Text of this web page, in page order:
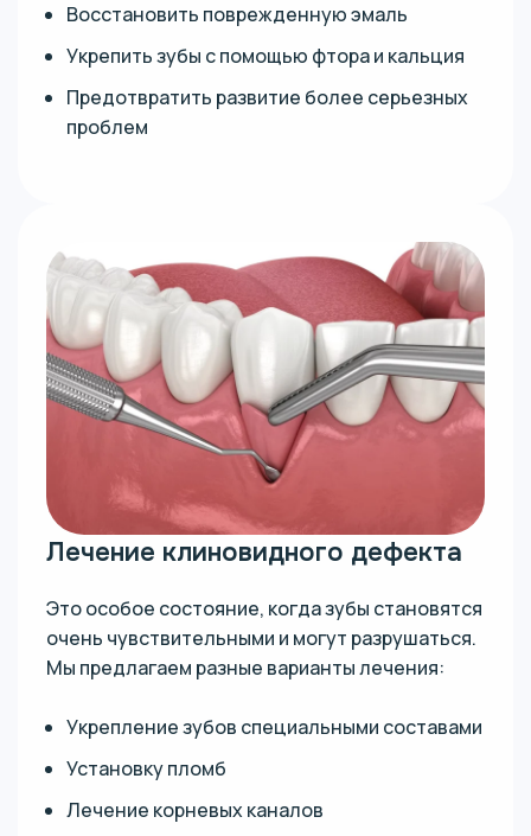
Восстановить поврежденную эмаль
Укрепить зубы с помощью фтора и кальция
Предотвратить развитие более серьезных
проблем
Лечение клиновидного дефекта
Это особое состояние, когда зубы становятся
очень чувствительными и могут разрушаться.
Мы предлагаем разные варианты лечения:
Укрепление зубов специальными составами
Установку пломб
Лечение корневых каналов